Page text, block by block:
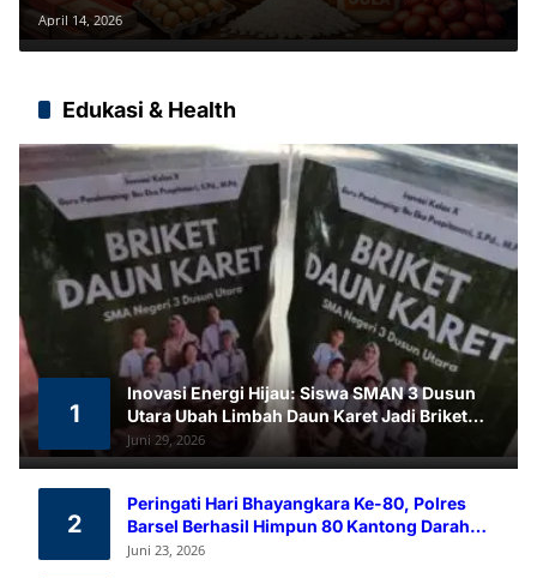
Tetap Stabil
April 14, 2026
Edukasi & Health
1
Inovasi Energi Hijau: Siswa SMAN 3 Dusun
Utara Ubah Limbah Daun Karet Jadi Briket
Ramah Lingkungan
Juni 29, 2026
2
Peringati Hari Bhayangkara Ke-80, Polres
Barsel Berhasil Himpun 80 Kantong Darah
Melalui Aksi Donor Darah
Juni 23, 2026